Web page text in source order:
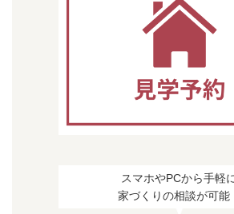
スマホやPCから手軽
家づくりの相談が可能